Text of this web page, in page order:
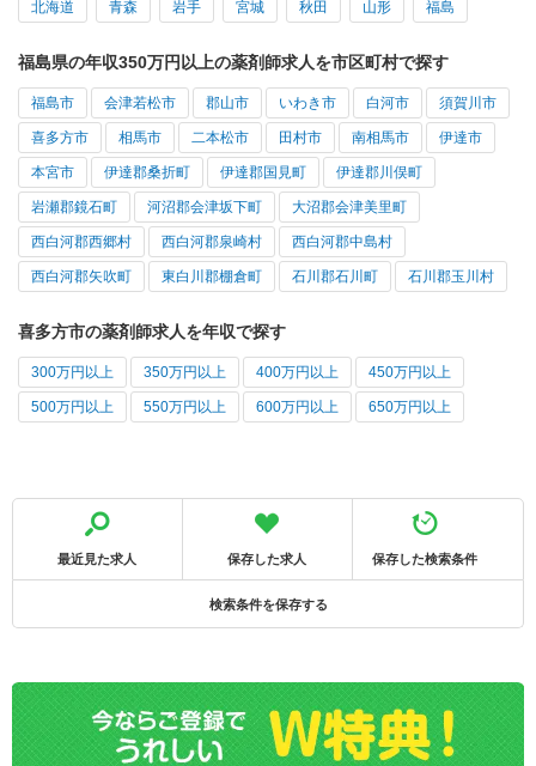
北海道 青森 岩手 宮城 秋田 山形 福島
福島県の年収350万円以上の薬剤師求人を市区町村で探す
福島市 会津若松市 郡山市 いわき市 白河市 須賀川市
喜多方市 相馬市 二本松市 田村市 南相馬市 伊達市
本宮市 伊達郡桑折町 伊達郡国見町 伊達郡川俣町
岩瀬郡鏡石町 河沼郡会津坂下町 大沼郡会津美里町
西白河郡西郷村 西白河郡泉崎村 西白河郡中島村
西白河郡矢吹町 東白川郡棚倉町 石川郡石川町 石川郡玉川村
喜多方市の薬剤師求人を年収で探す
300万円以上 350万円以上 400万円以上 450万円以上
500万円以上 550万円以上 600万円以上 650万円以上
最近見た求人 保存した求人 保存した検索条件
検索条件を保存する